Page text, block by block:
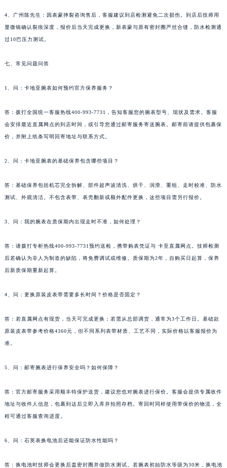
4、广州陈先生：因表蒙摔裂咨询售后，客服建议到店检测避免二次损伤。到店后技师用
显微镜确认裂痕深度，报价后当天完成更换，新表蒙与原有密封圈严丝合缝，防水检测通
过10巴压力测试。
七、常见问题问答
1、问：卡地亚腕表如何预约官方保养服务？
答：拨打全国统一客服热线400-993-7731，告知客服您的腕表型号、现状及需求。客服
会安排最近直属网点的到店时间，或引导您通过邮寄服务寄送腕表。邮寄前请提供包裹保
价，并附上纸条写明回寄地址与联系方式。
2、问：卡地亚腕表的基础保养包含哪些项目？
答：基础保养包括机芯完全拆解、部件超声波清洗、烘干、润滑、重组、走时校准、防水
测试、外观清洁。不包含表带、表壳翻新或额外配件更换，这些项目需另行报价。
3、问：我的腕表在质保期内出现走时不准，如何处理？
答：请拨打专柜热线400-993-7731预约送检，携带购表凭证与 卡至直属网点。技师检测
后若确认为非人为制造的缺陷，将免费调试或维修。质保期为2年，自购买日起算，保养
后新质保期重新起算。
4、问：更换原装皮表带需要多长时间？价格是否固定？
答：若直属网点有现货，当天可完成更换；若需从总部调货，通常为3个工作日。基础款
原装皮表带参考价格4360元，但不同系列表带材质、工艺不同，实际价格以客服报价为
准。
5、问：邮寄腕表进行保养安全吗？如何保障？
答：官方邮寄服务采用顺丰特保护送货，建议您也对腕表进行保价。客服会提供专属收件
地址与收件人信息，包裹到达后立即入库并拍照存档。寄回时同样使用带保价的物流，全
程可通过客服查询进度。
6、问：石英表换电池后还能保证防水性能吗？
答：换电池时技师会更换后盖密封圈并做防水测试。若腕表初始防水等级为30米，换电池